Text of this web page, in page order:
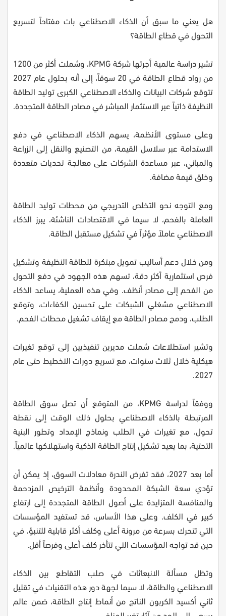
هل يعني ما سبق أن الذكاء الاصطناعي بات مفتاحاً لتسريع
التحول في قطاع الطاقة؟
تشير دراسة عالمية أجرتها شركة KPMG، وشملت أكثر من 1200
من رواد قطاع الطاقة في 20 سوقاً، إلى أنه بحلول عام 2027
تتوقع شركات البيانات والذكاء الاصطناعي الكبرى توليد الطاقة
النظيفة ذاتياً عبر الاستثمار المباشر في مصادر الطاقة المتجددة.
وعلى مستوى الأنظمة، يسهم الذكاء الاصطناعي في دفع
الاستدامة عبر سلاسل القيمة، من التصنيع والنقل إلى الزراعة
والمباني، عبر مساعدة الشركات على معالجة تحديات متعددة
وخلق قيمة مضافة.
ومع التوجه نحو التخلص التدريجي من محطات توليد الطاقة
العاملة بالفحم، لا سيما في الاقتصادات الناشئة، يبرز الذكاء
الاصطناعي عاملاً مؤثراً في تشكيل مستقبل الطاقة.
ومن خلال دعم أساليب تمويل مبتكرة للطاقة النظيفة وتشكيل
فرص استثمارية أكثر دقة، تسهم هذه الجهود في دفع التحول
من الفحم إلى مصادر أنظف. وفي هذه العملية، يساعد الذكاء
الاصطناعي مشغلي الشبكات على تحسين الكفاءات، وتوقع
الطلب، ودمج مصادر الطاقة مع إيقاف تشغيل محطات الفحم.
وتشير استطلاعات شملت مديرين تنفيذيين إلى توقع تغيرات
هيكلية خلال ثلاث سنوات، مع تسريع دورات التخطيط حتى عام
2027.
ووفقاً لدراسة KPMG، من المتوقع أن تصل سوق الطاقة
المرتبطة بالذكاء الاصطناعي بحلول ذلك الوقت إلى نقطة
تحول، مع تغيرات في الطلب ونماذج الإمداد وتطور البنية
التحتية، بما يعيد تشكيل إنتاج الطاقة الذكية واستهلاكها عالمياً.
أما بعد 2027، فقد تفرض الندرة معادلات السوق، إذ يمكن أن
تؤدي سعة الشبكة المحدودة وأنظمة الترخيص المزدحمة
والمنافسة المتزايدة على أصول الطاقة المتجددة إلى ارتفاع
كبير في الكلف. وعلى هذا الأساس، قد تستفيد المؤسسات
التي تتحرك بسرعة من مرونة أعلى وكلف أكثر قابلية للتنبؤ، في
حين قد تواجه المؤسسات التي تتأخر كلف أعلى وفرصاً أقل.
وتظل مسألة الانبعاثات في صلب التقاطع بين الذكاء
الاصطناعي والطاقة، لا سيما لجهة دور هذه التقنيات في تقليل
ثاني أكسيد الكربون الناتج من أنماط إنتاج الطاقة، ضمن عالم